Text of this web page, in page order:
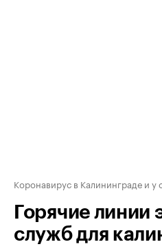
Коронавирус в Калининграде и у
Горячие линии
служб для